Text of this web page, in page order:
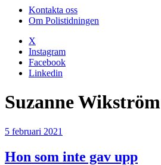
Kontakta oss
Om Polistidningen
X
Instagram
Facebook
Linkedin
Suzanne Wikström
5 februari 2021
Hon som inte gav upp